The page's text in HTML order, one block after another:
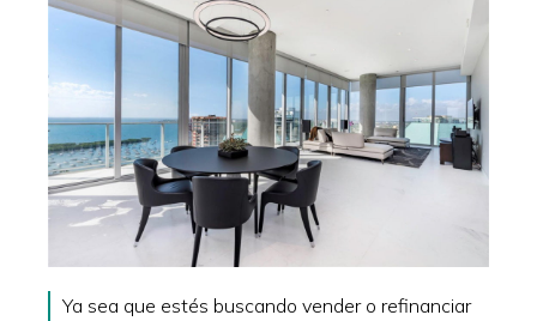
Ya sea que estés buscando vender o refinanciar